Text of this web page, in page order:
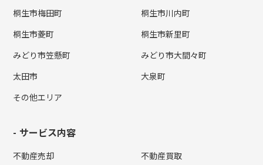
桐生市梅田町
桐生市川内町
桐生市菱町
桐生市新里町
みどり市笠懸町
みどり市大間々町
太田市
大泉町
その他エリア
サービス内容
不動産売却 不動産買取